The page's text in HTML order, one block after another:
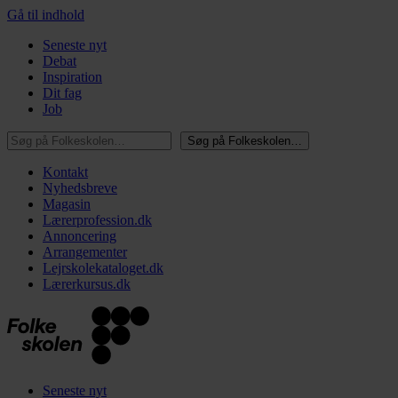
Gå til indhold
Seneste nyt
Debat
Inspiration
Dit fag
Job
Søg på Folkeskolen…
Søg på Folkeskolen…
Kontakt
Nyhedsbreve
Magasin
Lærerprofession.dk
Annoncering
Arrangementer
Lejrskolekataloget.dk
Lærerkursus.dk
Seneste nyt